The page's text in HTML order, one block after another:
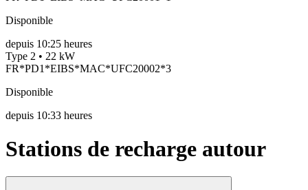
Disponible
depuis 10:25 heures
Type 2 • 22 kW
FR*PD1*EIBS*MAC*UFC20002*3
Disponible
depuis 10:33 heures
Stations de recharge autour